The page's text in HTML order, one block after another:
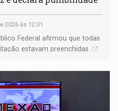
2026 às 12:01
Federal afirmou que todas
estavam preenchidas